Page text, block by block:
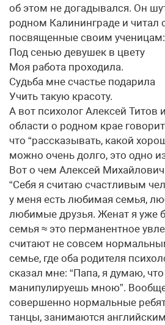
об этом не догадывался. Он
родном Калининграде и читал
посвященные своим ученицам:
Под сенью девушек в цвету
Моя работа проходила.
Судьба мне счастье подарила
Учить такую красоту.
А вот психолог Алексей Титов
области о родном крае
что “рассказывать, какой
можно очень долго, это одно
Вот о чем Алексей
“Себя я считаю счастливым
у меня есть любимая семья,
любимые друзья. Женат я уже
семья ≈ это перманентное
считают не совсем
семье, где оба родителя
сказал мне: “Папа, я думаю,
манипулируешь мною”.
совершенно нормальные
танцы, занимаются